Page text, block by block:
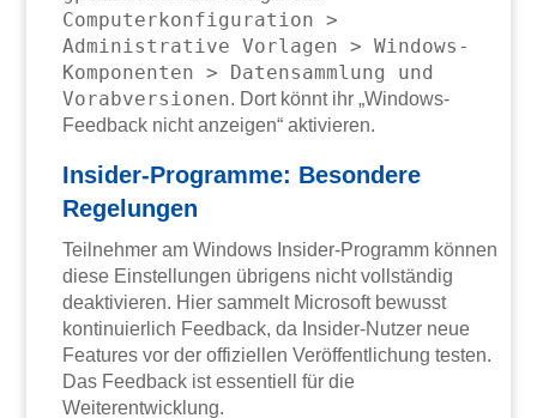
Computerkonfiguration >
Administrative Vorlagen > Windows-
Komponenten > Datensammlung und
Vorabversionen. Dort könnt ihr „Windows-
Feedback nicht anzeigen“ aktivieren.
Insider-Programme: Besondere
Regelungen
Teilnehmer am Windows Insider-Programm können
diese Einstellungen übrigens nicht vollständig
deaktivieren. Hier sammelt Microsoft bewusst
kontinuierlich Feedback, da Insider-Nutzer neue
Features vor der offiziellen Veröffentlichung testen.
Das Feedback ist essentiell für die
Weiterentwicklung.